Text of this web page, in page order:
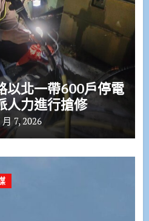
以北一帶600戶停電
人力進行搶修
月 7, 2026